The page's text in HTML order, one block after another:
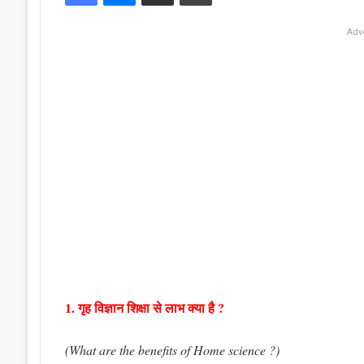
1. गृह विज्ञान शिक्षा से लाभ क्या है ?
(What are the benefits of Home science ?)